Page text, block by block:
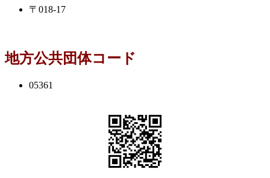
〒018-17
地方公共団体コード
05361